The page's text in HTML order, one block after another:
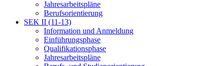
Jahresarbeitspläne
Berufsorientierung
SEK II (11-13)
Information und Anmeldung
Einführungsphase
Qualifikationsphase
Jahresarbeitspläne